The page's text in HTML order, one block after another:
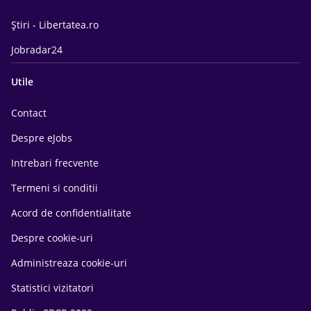
Știri - Libertatea.ro
Jobradar24
Utile
Contact
Despre eJobs
Intrebari frecvente
Termeni si conditii
Acord de confidentialitate
Despre cookie-uri
Administreaza cookie-uri
Statistici vizitatori